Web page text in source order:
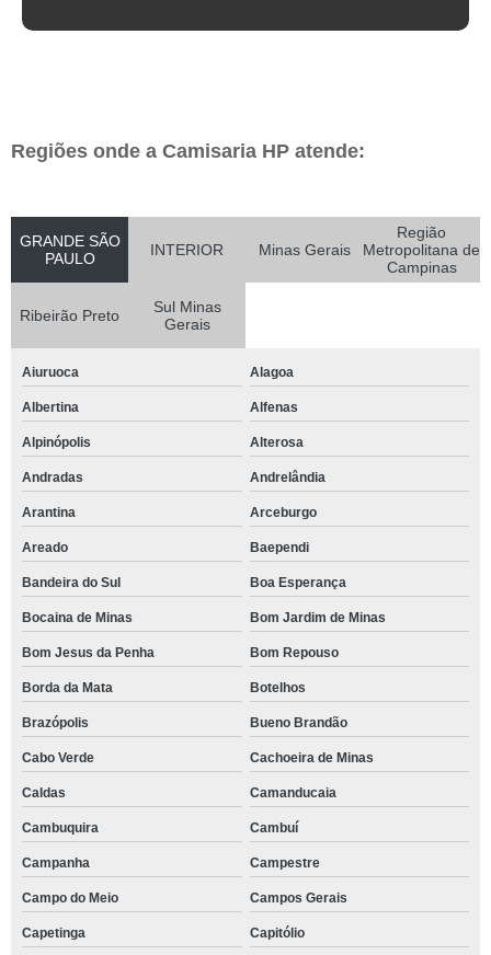
Regiões onde a Camisaria HP atende:
GRANDE SÃO
PAULO
INTERIOR Minas Gerais
Região
Metropolitana de
Campinas
Ribeirão Preto
Sul Minas
Gerais
Aiuruoca Alagoa
Albertina Alfenas
Alpinópolis Alterosa
Andradas Andrelândia
Arantina Arceburgo
Areado Baependi
Bandeira do Sul Boa Esperança
Bocaina de Minas Bom Jardim de Minas
Bom Jesus da Penha Bom Repouso
Borda da Mata Botelhos
Brazópolis Bueno Brandão
Cabo Verde Cachoeira de Minas
Caldas Camanducaia
Cambuquira Cambuí
Campanha Campestre
Campo do Meio Campos Gerais
Capetinga Capitólio